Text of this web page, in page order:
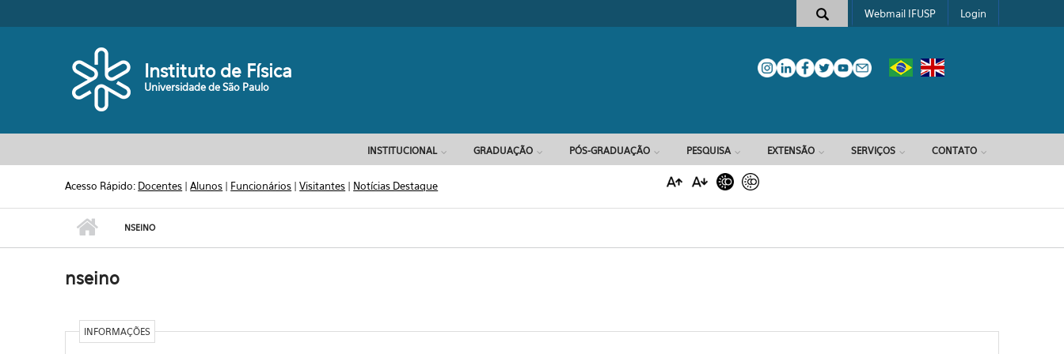
Formulário de busca
Webmail IFUSP Login
Instituto de Física
Universidade de São Paulo
INSTITUCIONAL GRADUAÇÃO PÓS-GRADUAÇÃO PESQUISA EXTENSÃO SERVIÇOS CONTATO
Acesso Rápido: Docentes |Alunos | Funcionários |Visitantes | Notícias Destaque
NSEINO
nseino
INFORMAÇÕES